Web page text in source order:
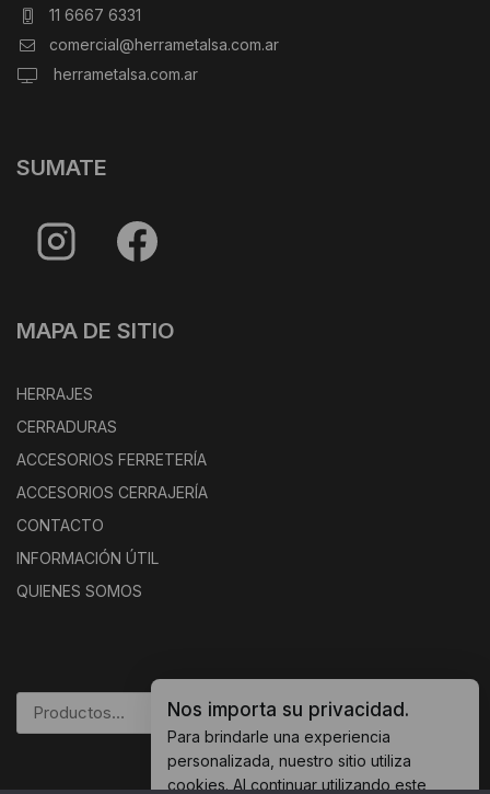
11 6667 6331
comercial@herrametalsa.com.ar
herrametalsa.com.ar
SUMATE
MAPA DE SITIO
HERRAJES
CERRADURAS
ACCESORIOS FERRETERÍA
ACCESORIOS CERRAJERÍA
CONTACTO
INFORMACIÓN ÚTIL
QUIENES SOMOS
BUSCAR
Nos importa su privacidad.
Para brindarle una experiencia
personalizada, nuestro sitio utiliza
cookies. Al continuar utilizando este